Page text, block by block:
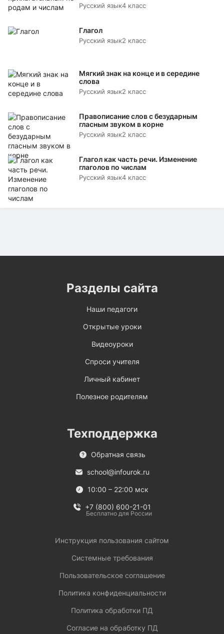
Русский язык4 класс
Глагол
Русский язык2 класс
Мягкий знак на конце и в середине
слова
Русский язык2 класс
Правописание слов с безударным
гласным звуком в корне
Русский язык2 класс
Глагол как часть речи. Изменение
глаголов по числам
Русский язык4 класс
Разделы сайта
Наши педагоги
Открытые уроки
Видеоуроки
Спроси учителя
Личный кабинет
Полезное родителям
Техподдержка
Обратная связь
school@infourok.ru
10:00 – 22:00 мск
+7 (800) 600-21-01
Бесплатно для России
Инструкция пользования сайтом
Системные требования
Пользовательское соглашение
Политика конфиденциальности
Политика обработки ПД
Согласие на обработку ПД